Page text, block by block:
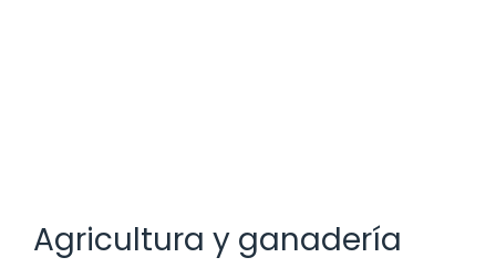
Agricultura y ganadería